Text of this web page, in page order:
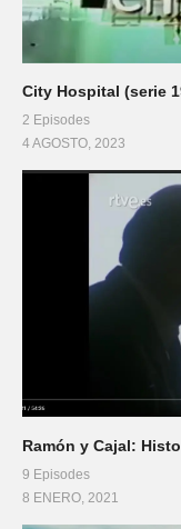
City Hospital (serie
2 Episodes
4 AGOSTO, 2023
Ramón y Cajal:
9 Episodes
8 ENERO, 2021